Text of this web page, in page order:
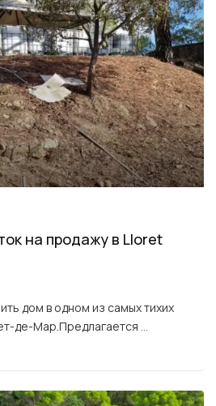
на продажу в Lloret
дом в одном из самых тихих
де-Мар.Предлагается ...